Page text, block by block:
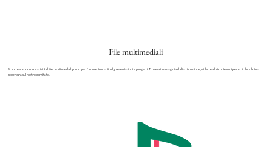
File multimediali
Scopri e scarica una varietà di file multimediali pronti per l'uso nei tuoi articoli, presentazioni e progetti. Troverai immagini ad alta risoluzione, video e altri contenuti per arricchire la tua
copertura sul nostro comitato.